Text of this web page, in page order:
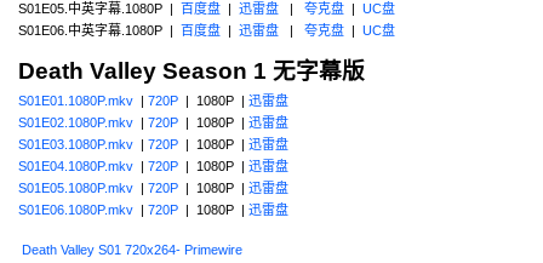
S01E05.中英字幕.1080P | 百度盘 | 迅雷盘 | 夸克盘 | UC盘
S01E06.中英字幕.1080P | 百度盘 | 迅雷盘 | 夸克盘 | UC盘
Death Valley Season 1 无字幕版
S01E01.1080P.mkv | 720P | 1080P | 迅雷盘
S01E02.1080P.mkv | 720P | 1080P | 迅雷盘
S01E03.1080P.mkv | 720P | 1080P | 迅雷盘
S01E04.1080P.mkv | 720P | 1080P | 迅雷盘
S01E05.1080P.mkv | 720P | 1080P | 迅雷盘
S01E06.1080P.mkv | 720P | 1080P | 迅雷盘
Death Valley S01 720x264- Primewire